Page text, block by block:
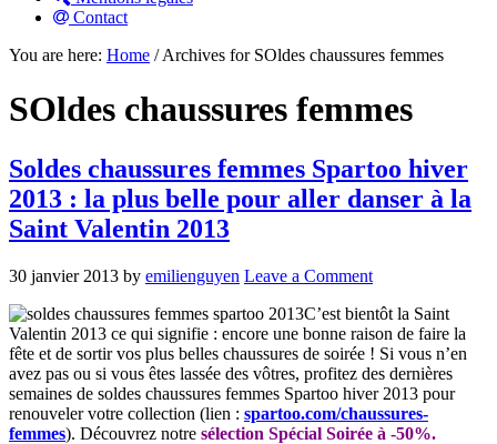
Contact
You are here: Home /Archives for SOldes chaussures femmes
SOldes chaussures femmes
Soldes chaussures femmes Spartoo hiver
2013 : la plus belle pour aller danser à la
Saint Valentin 2013
30 janvier 2013 by emilienguyen Leave a Comment
C’est bientôt la Saint
Valentin 2013 ce qui signifie : encore une bonne raison de faire la
fête et de sortir vos plus belles chaussures de soirée ! Si vous n’en
avez pas ou si vous êtes lassée des vôtres, profitez des dernières
semaines de soldes chaussures femmes Spartoo hiver 2013 pour
renouveler votre collection (lien : spartoo.com/chaussures-
femmes). Découvrez notre sélection Spécial Soirée à -50%.